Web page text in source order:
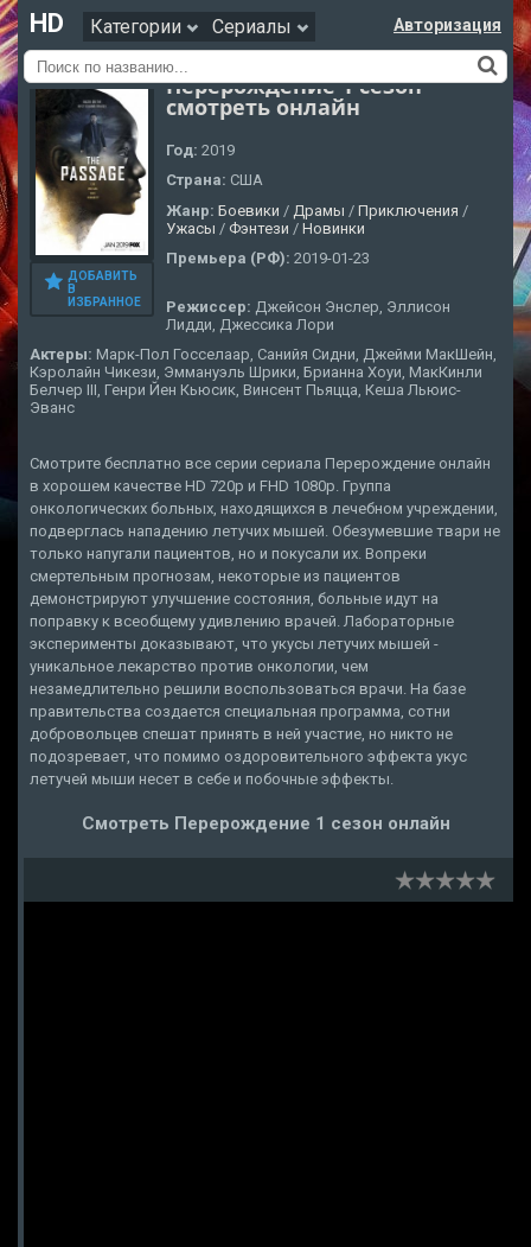
HD Категории Сериалы Авторизация
ДОБАВИТЬ
В
ИЗБРАННОЕ
Перерождение 1 сезон
смотреть онлайн
Год: 2019
Страна: США
Жанр: Боевики / Драмы / Приключения /
Ужасы / Фэнтези / Новинки
Премьера (РФ): 2019-01-23
Режиссер: Джейсон Энслер, Эллисон
Лидди, Джессика Лори
Актеры: Марк-Пол Госселаар, Санийя Сидни, Джейми МакШейн,
Кэролайн Чикези, Эммануэль Шрики, Брианна Хоуи, МакКинли
Белчер III, Генри Йен Кьюсик, Винсент Пьяцца, Кеша Льюис-
Эванс
Смотрите бесплатно все серии сериала Перерождение онлайн
в хорошем качестве HD 720p и FHD 1080p. Группа
онкологических больных, находящихся в лечебном учреждении,
подверглась нападению летучих мышей. Обезумевшие твари не
только напугали пациентов, но и покусали их. Вопреки
смертельным прогнозам, некоторые из пациентов
демонстрируют улучшение состояния, больные идут на
поправку к всеобщему удивлению врачей. Лабораторные
эксперименты доказывают, что укусы летучих мышей -
уникальное лекарство против онкологии, чем
незамедлительно решили воспользоваться врачи. На базе
правительства создается специальная программа, сотни
добровольцев спешат принять в ней участие, но никто не
подозревает, что помимо оздоровительного эффекта укус
летучей мыши несет в себе и побочные эффекты.
Смотреть Перерождение 1 сезон онлайн